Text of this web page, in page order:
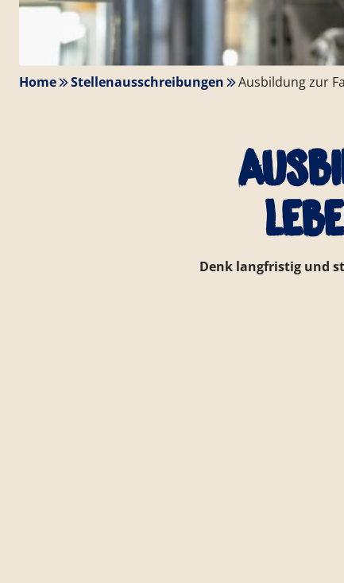
Home Stellenausschreibungen Ausbildung zur
Denk langfristig und